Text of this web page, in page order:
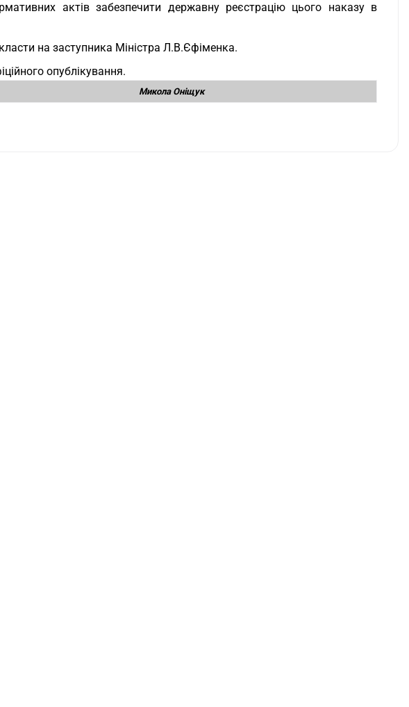
актів забезпечити державну реєстрацію цього наказу в
на заступника Міністра Л.В.Єфіменка.
опублікування.
Микола Оніщук